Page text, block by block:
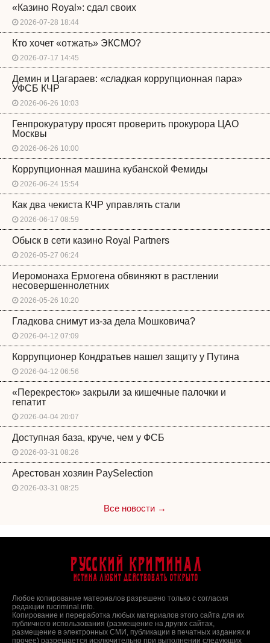
«Казино Royal»: сдал своих
2026-07-28 18:44
Кто хочет «отжать» ЭКСМО?
2026-07-17 14:45
Демин и Цагараев: «сладкая коррупционная пара»
УФСБ КЧР
2026-06-26 10:03
Генпрокуратуру просят проверить прокурора ЦАО
Москвы
2026-06-26 10:00
Коррупционная машина кубанской Фемиды
2026-06-24 15:54
Как два чекиста КЧР управлять стали
2026-06-17 08:59
Обыск в сети казино Royal Partners
2026-05-27 06:24
Иеромонаха Ермогена обвиняют в растлении
несовершеннолетних
2026-05-26 10:20
Гладкова снимут из-за дела Мошковича?
2026-04-12 07:09
Коррупционер Кондратьев нашел защиту у Путина
2026-04-12 06:56
«Перекресток» закрыли за кишечные палочки и
гепатит
2026-04-04 20:07
Доступная база, круче, чем у ФСБ
2026-03-31 08:26
Арестован хозяин PaySelection
2026-03-31 08:25
Все новости →
Русский Криминал
Истина любит действовать открыто
Любое копирование материалов разрешено только с согласия
редакции rucriminal.info.
Копирование и переработка любых материалов этого сайта для их
публичного использования (размещение на других сайтах,
размещение в электронных СМИ, публикации в печатных изданиях и
прочее) разрешается исключительно при выполнении следующих